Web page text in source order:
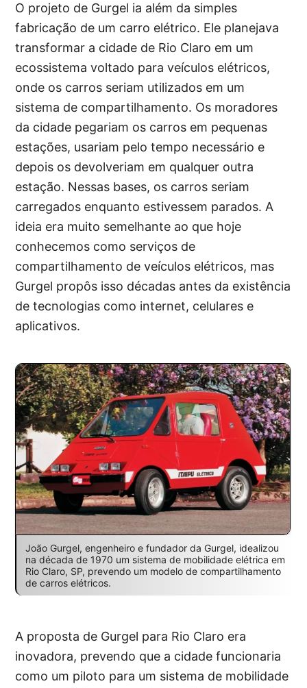
O projeto de Gurgel ia além da simples
fabricação de um carro elétrico. Ele planejava
transformar a cidade de Rio Claro em um
ecossistema voltado para veículos elétricos,
onde os carros seriam utilizados em um
sistema de compartilhamento. Os moradores
da cidade pegariam os carros em pequenas
estações, usariam pelo tempo necessário e
depois os devolveriam em qualquer outra
estação. Nessas bases, os carros seriam
carregados enquanto estivessem parados. A
ideia era muito semelhante ao que hoje
conhecemos como serviços de
compartilhamento de veículos elétricos, mas
Gurgel propôs isso décadas antes da existência
de tecnologias como internet, celulares e
aplicativos.
João Gurgel, engenheiro e fundador da Gurgel, idealizou
na década de 1970 um sistema de mobilidade elétrica em
Rio Claro, SP, prevendo um modelo de compartilhamento
de carros elétricos.
A proposta de Gurgel para Rio Claro era
inovadora, prevendo que a cidade funcionaria
como um piloto para um sistema de mobilidade